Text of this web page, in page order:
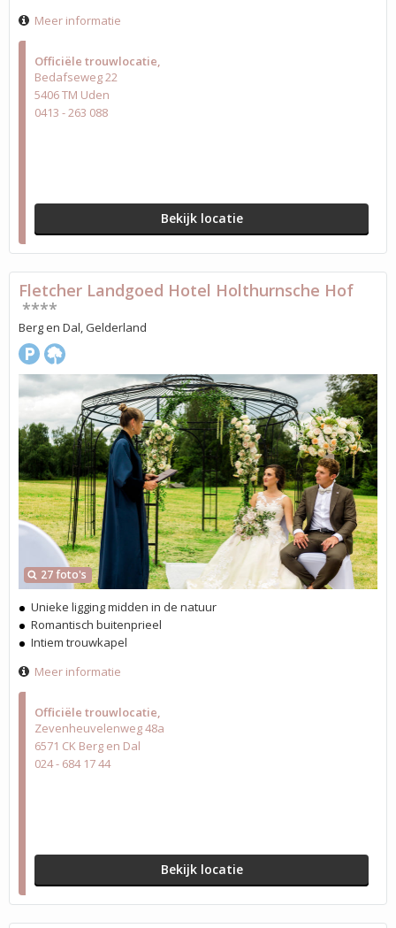
Officiële trouwlocatie
Bedafseweg 22
5406 TM Uden
0413 - 263 088
Bekijk locatie
Meer informatie
Officiële trouwlocatie
Zevenheuvelenweg 48a
6571 CK Berg en Dal
024 - 684 17 44
Bekijk locatie
27 foto's
Fletcher Landgoed Hotel Holthurnsche Hof
****
Berg en Dal, Gelderland
Unieke ligging midden in de natuur
Romantisch buitenprieel
Intiem trouwkapel
Meer informatie